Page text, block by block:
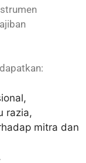
razia,
mitra dan